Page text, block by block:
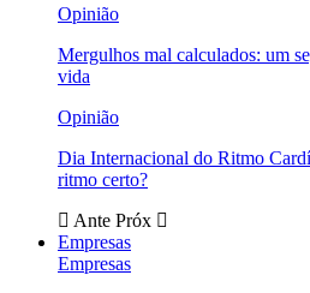
Opinião
Mergulhos mal calculados: um
vida
Opinião
Dia Internacional do Ritmo
ritmo certo?
Ante Próx
Empresas
Empresas